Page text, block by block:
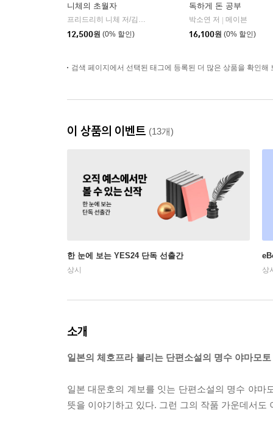
니체의 초월자
12,500원 (0% 할인)
독하게 돈 공부
박소연 저 | 메이븐
16,100원 (0% 할인)
검색 페이지에서 선택된 태그에 등록된 더 많은 상품을 확인해
이 상품의 이벤트 (13개)
한 눈에 보는 YES24 단독 선출간
상시 상
소개
일본의 체호프라 불리는 단편소설의 명수 야마모
일본 대문호의 계보를 잇는 단편소설의 명수 야
뜻을 이야기하고 있다. 그런 그의 작품 가운데서